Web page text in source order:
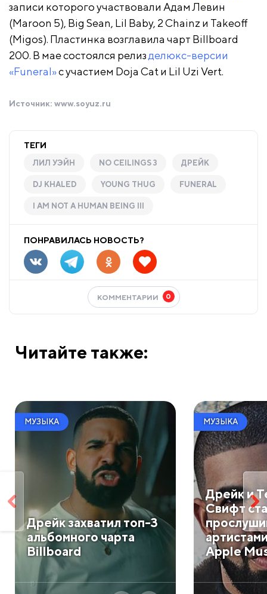
записи которого участвовали Адам Левин
(Maroon 5), Big Sean, Lil Baby, 2 Chainz и Takeoff
(Migos). Пластинка возглавила чарт Billboard
200. В мае состоялся релизделюкс-версии
«Funeral»с участием Doja Cat и Lil Uzi Vert.
Источник: www.soyuz.ru
ТЕГИ
ЛИЛ УЭЙН NO CEILINGS 3 ДРЕЙК
DJ KHALED YOUNG THUG FUNERAL
I AM NOT A HUMAN BEING III
ПОНРАВИЛАСЬ НОВОСТЬ?
КОММЕНТАРИИ 0
Читайте также:
МУЗЫКА
Дрейк захватил топ-3
альбомного чарта
Billboard
МУЗЫКА
Дрейк и
Свифт
Apple